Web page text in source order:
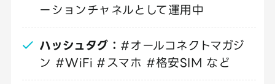
ーションチャネルとして運用中
ハッシュタグ： #オールコネクトマガジ
ン #WiFi #スマホ #格安SIM など